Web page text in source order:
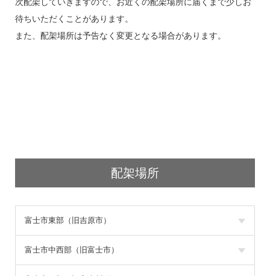
待ちいただくことがあります。
また、配架場所は予告なく変更となる場合があります。
配架場所
富士市東部（旧吉原市）
富士市中西部（旧富士市）